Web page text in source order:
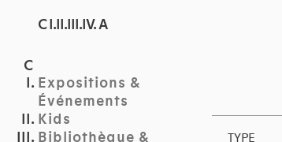
C I.II.III.IV. A
Expositions &
Événements
Kids
Bibliothèque &
TYPE